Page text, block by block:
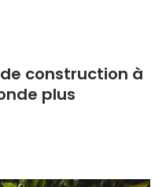
construction à
plus